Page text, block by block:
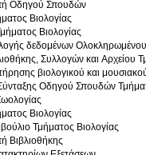
Οδηγού Σπουδών
Βιολογίας
Βιολογίας
δεδομένων
Συλλογών και Αρχείου
βιολογικού και
Οδηγού Σπουδών
Βιολογίας
Τμήματος Βιολογίας
Βιβλιοθήκης